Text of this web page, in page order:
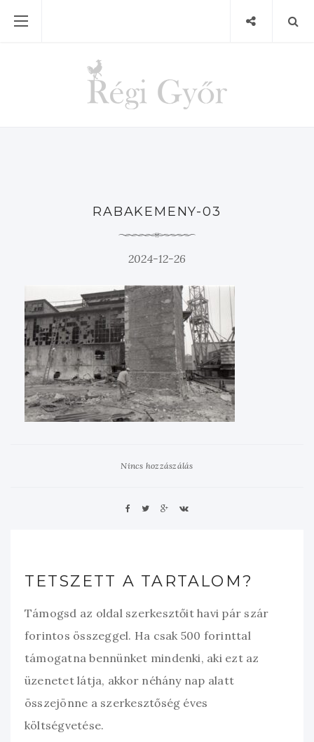
RABAKEMENY-03
2024-12-26
Nincs hozzászálás
TETSZETT A TARTALOM?
Támogsd az oldal szerkesztőit havi pár szár
forintos összeggel. Ha csak 500 forinttal
támogatna bennünket mindenki, aki ezt az
üzenetet látja, akkor néhány nap alatt
összejönne a szerkesztőség éves
költségvetése.